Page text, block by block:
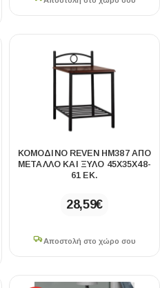
ΚΟΜΟΔΙΝΟ REVEN HM387 ΑΠΟ
ΜΕΤΑΛΛΟ ΚΑΙ ΞΥΛΟ 45X35X48-
61 ΕΚ.
28,59€
Αποστολή στο χώρο σου